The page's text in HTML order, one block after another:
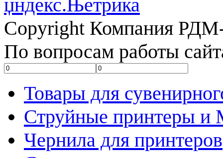
Copyright Компания
По вопросам работы
Товары для
Струйные принтеры
Чернила для принтеров